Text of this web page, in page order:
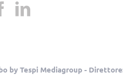
by Tespi Mediagroup -